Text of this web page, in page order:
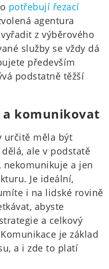
potřebují řezací
agentura
z výběrového
služby se vždy dá
především
podstatně těžší
a komunikovat
určitě měla být
ale v podstatě
a jen
Je ideální,
i na lidské rovině
abyste
a celkový
je základ
a i zde to platí